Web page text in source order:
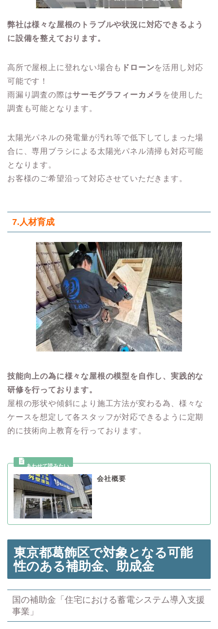
弊社は様々な屋根のトラブルや状況に対応できるよう
に設備を整えております。
高所で屋根上に登れない場合も ドローンを活用し対応
可能です！
雨漏り調査の際はサーモグラフィーカメラ を使用した
調査も可能となります。
太陽光パネルの発電量が汚れ等で低下してしまった場
合に、専用ブラシによる太陽光パネル清掃も対応可能
となります。
お客様のご希望沿って対応させていただきます。
7.人材育成
技能向上の為に様々な屋根の模型を自作し、実践的な
研修を行っております。
屋根の形状や傾斜により施工方法が変わる為、様々な
ケースを想定して各スタッフが対応できるように定期
的に技術向上教育を行っております。
会社概要
東京都葛飾区で対象となる可能
性のある補助金、助成金
国の補助金「住宅における蓄電システム導入支援
事業」